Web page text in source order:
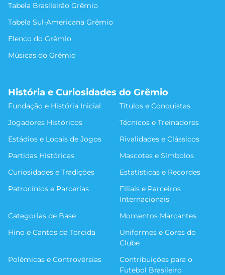
Tabela Brasileirão Grêmio
Tabela Sul-Americana Grêmio
Elenco do Grêmio
Músicas do Grêmio
História e Curiosidades do Grêmio
Fundação e História Inicial
Títulos e Conquistas
Jogadores Históricos
Técnicos e Treinadores
Estádios e Locais de Jogos
Rivalidades e Clássicos
Partidas Históricas
Mascotes e Símbolos
Curiosidades e Tradições
Estatísticas e Recordes
Patrocínios e Parcerias
Filiais e Parceiros
Internacionais
Categorias de Base
Momentos Marcantes
Hino e Cantos da Torcida
Uniformes e Cores do
Clube
Polêmicas e Controvérsias
Contribuições para o
Futebol Brasileiro